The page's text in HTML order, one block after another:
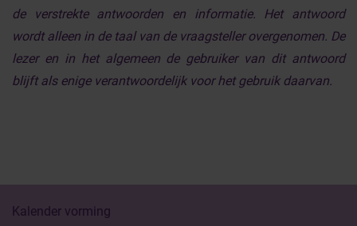
de verstrekte antwoorden en informatie. Het antwoord
wordt alleen in de taal van de vraagsteller overgenomen. De
lezer en in het algemeen de gebruiker van dit antwoord
blijft als enige verantwoordelijk voor het gebruik daarvan.
Kalender vorming